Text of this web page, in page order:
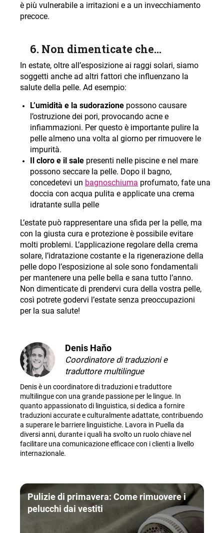
è più vulnerabile a irritazioni e a un invecchiamento
precoce.
6. Non dimenticate che...
In estate, oltre all’esposizione ai raggi solari, siamo
soggetti anche ad altri fattori che influenzano la
salute della pelle. Ad esempio:
L’umidità e la sudorazione possono causare
l’ostruzione dei pori, provocando acne e
infiammazioni. Per questo è importante pulire la
pelle almeno una volta al giorno per rimuovere le
impurità.
Il cloro e il sale presenti nelle piscine e nel mare
possono seccare la pelle. Dopo il bagno,
concedetevi un bagnoschiuma profumato, fate una
doccia con acqua pulita e applicate una crema
idratante sulla pelle
L’estate può rappresentare una sfida per la pelle, ma
con la giusta cura e protezione è possibile evitare
molti problemi. L’applicazione regolare della crema
solare, l’idratazione costante e la rigenerazione della
pelle dopo l’esposizione al sole sono fondamentali
per mantenere una pelle bella e sana tutto l’anno.
Non dimenticate di prendervi cura della vostra pelle,
così potrete godervi l’estate senza preoccupazioni
per la sua salute!
Denis Haňo
Coordinatore di traduzioni e
traduttore multilingue
Denis è un coordinatore di traduzioni e traduttore
multilingue con una grande passione per le lingue. In
quanto appassionato di linguistica, si dedica a fornire
traduzioni accurate e culturalmente adattate, contribuendo
a superare le barriere linguistiche. Lavora in Puella da
diversi anni, durante i quali ha svolto un ruolo chiave nel
facilitare una comunicazione efficace con i clienti a livello
internazionale.
Pulizie di primavera: Come rimuovere i
pelucchi dai vestiti